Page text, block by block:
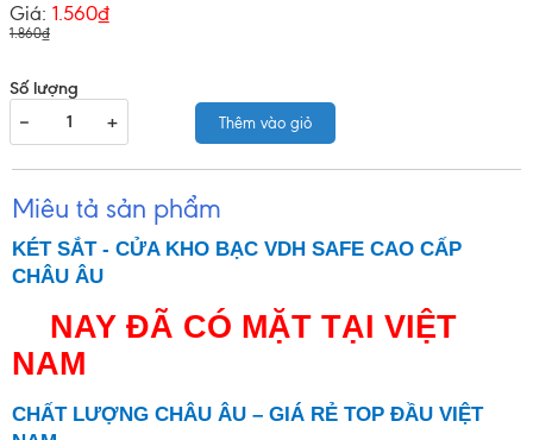
Giá: 1.560₫
1.860₫
Số lượng
−
+ Thêm vào giỏ
Miêu tả sản phẩm
KÉT SẮT - CỬA KHO BẠC VDH SAFE CAO CẤP
CHÂU ÂU
NAY ĐÃ CÓ MẶT TẠI VIỆT
NAM
CHẤT LƯỢNG CHÂU ÂU – GIÁ RẺ TOP ĐẦU VIỆT